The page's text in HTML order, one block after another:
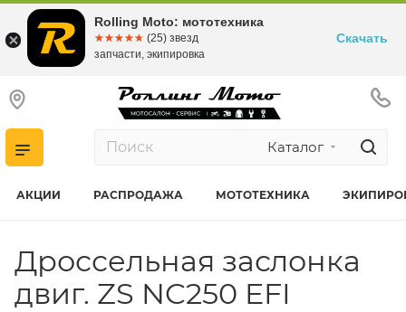
Каталог
АКЦИИ РАСПРОДАЖА МОТОТЕХНИКА
Дроссельная заслонка
двиг. ZS NC250 EFI
Rolling Moto: мототехника
☆☆☆☆☆
★★★★★ (25) звезд
запчасти, экипировка
Скачать